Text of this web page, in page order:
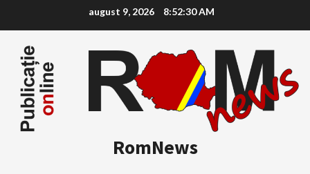
content
august 9, 2026 8:52:31 AM
RomNews